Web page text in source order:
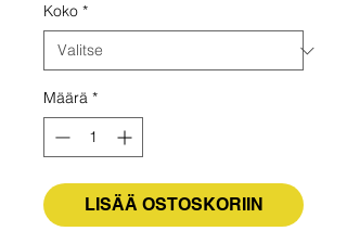
Koko *
Määrä *
LISÄÄ OSTOSKORIIN